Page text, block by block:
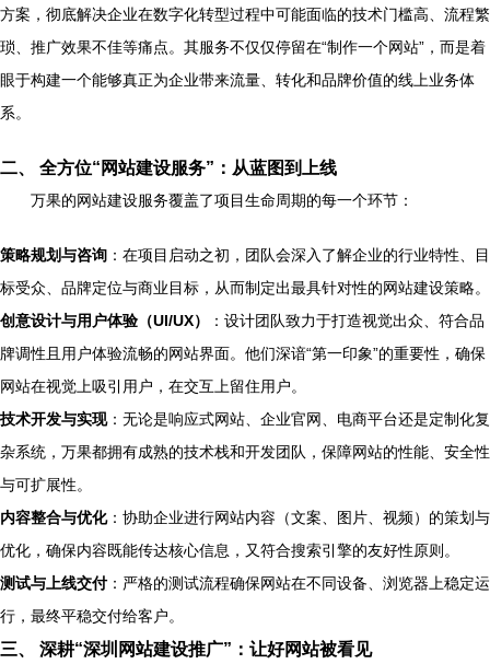
方案，彻底解决企业在数字化转型过程中可能面临的技术门槛高、流程繁
琐、推广效果不佳等痛点。其服务不仅仅停留在“制作一个网站”，而是着
眼于构建一个能够真正为企业带来流量、转化和品牌价值的线上业务体
系。
二、 全方位“网站建设服务”：从蓝图到上线
万果的网站建设服务覆盖了项目生命周期的每一个环节：
策略规划与咨询 ：在项目启动之初，团队会深入了解企业的行业特性、目
标受众、品牌定位与商业目标，从而制定出最具针对性的网站建设策略。
创意设计与用户体验（UI/UX）
：设计团队致力于打造视觉出众、符合品
牌调性且用户体验流畅的网站界面。他们深谙“第一印象”的重要性，确保
网站在视觉上吸引用户，在交互上留住用户。
技术开发与实现：无论是响应式网站、企业官网、电商平台还是定制化复
杂系统，万果都拥有成熟的技术栈和开发团队，保障网站的性能、安全性
与可扩展性。
内容整合与优化：协助企业进行网站内容（文案、图片、视频）的策划与
优化，确保内容既能传达核心信息，又符合搜索引擎的友好性原则。
测试与上线交付：严格的测试流程确保网站在不同设备、浏览器上稳定运
行，最终平稳交付给客户。
三、 深耕“深圳网站建设推广”：让好网站被看见